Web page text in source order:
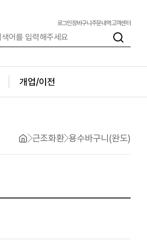
로그인장바구니 주문내역고객센터
개업/이전
근조화환 용수바구니(완도)